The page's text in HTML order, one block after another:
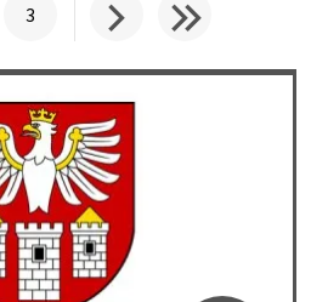
strona strona
3